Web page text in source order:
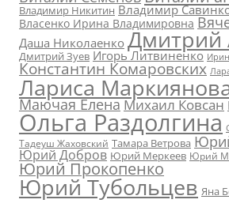
Владимир Никитин Владимир
Власенко Ирина Владимировна
Даша Николаенко Дмитрий
Дмитрий Зуев Игорь Литвиненко
Константин Комаровских
Лариса
Маючая ЕленаМихаил Ковсан
Ольга Раздолгина
Тадеуш Жаховский Тамара Ветрова
Юрий Добров Юрий Меркеев Юрий
Юрий Прокопенко
Юрий Тубольцев Яна